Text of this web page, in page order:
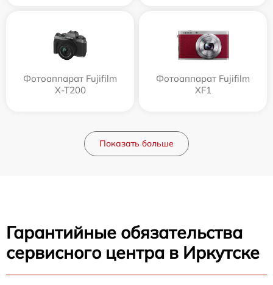
Фотоаппарат Fujifilm
X-T200
Фотоаппарат Fujifilm
XF1
Показать больше
Гарантийные обязательства
сервисного центра в Иркутске